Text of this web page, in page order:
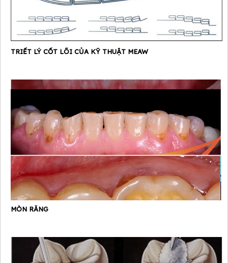
TRIẾT LÝ CỐT LÕI CỦA KỸ THUẬT MEAW
MÒN RĂNG